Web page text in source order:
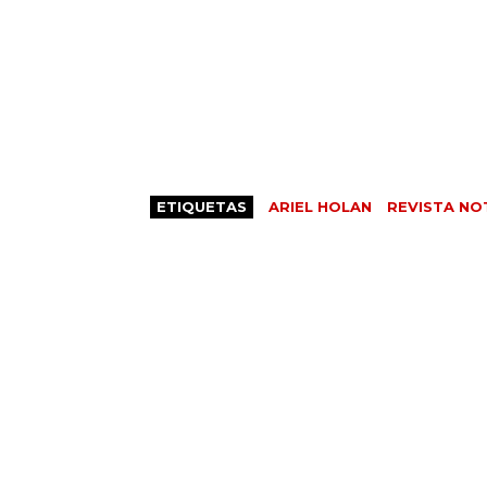
ETIQUETAS ARIEL HOLAN REVISTA